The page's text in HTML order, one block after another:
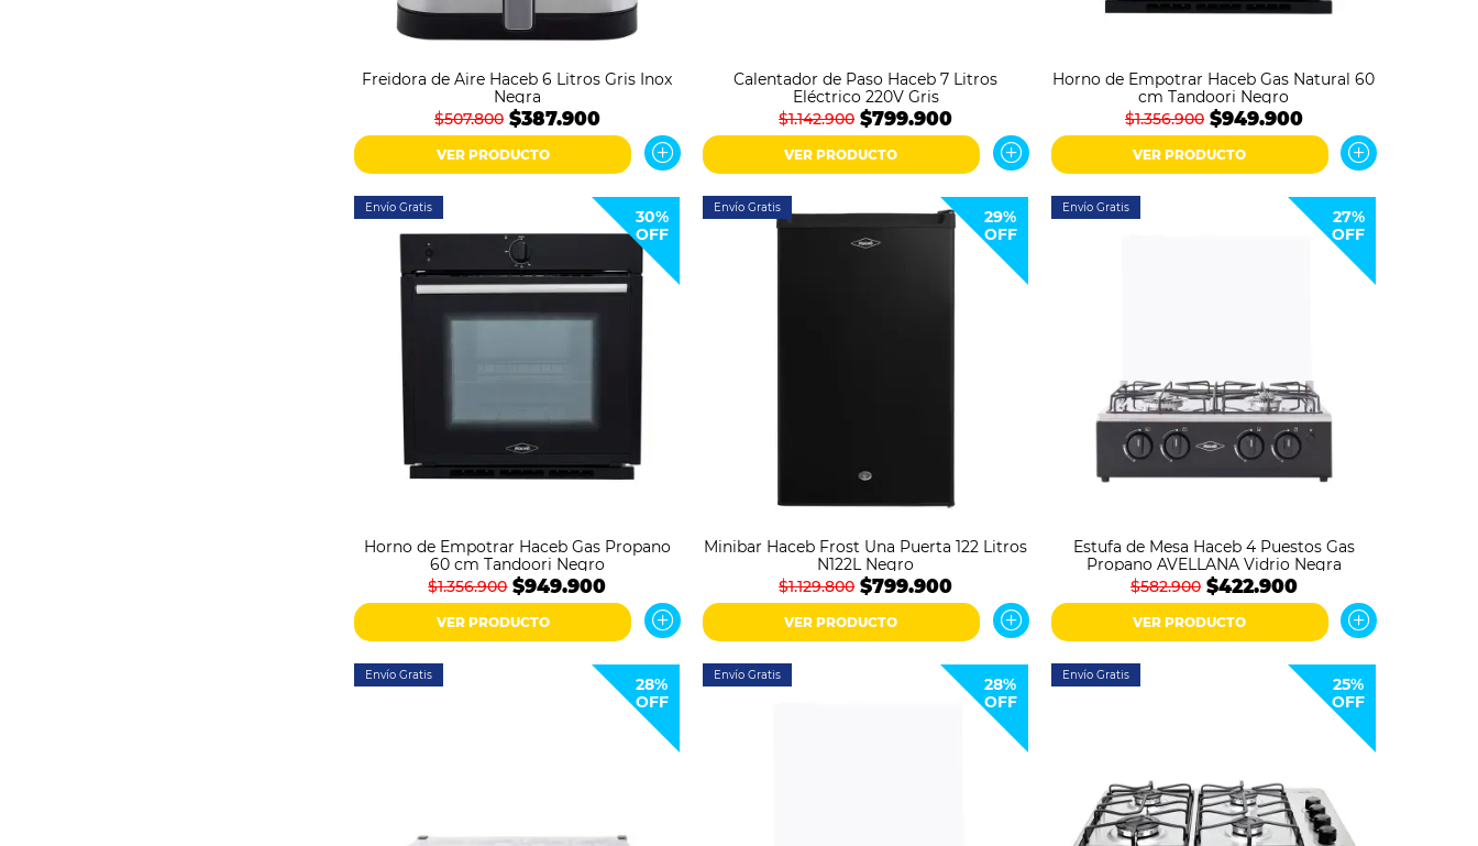
Freidora de Aire Haceb 6 Litros Gris Inox
Negra
$507.800 $387.900
VER PRODUCTO
Calentador de Paso Haceb 7 Litros
Eléctrico 220V Gris
$1.142.900 $799.900
VER PRODUCTO
Horno de Empotrar Haceb Gas Natural 60
cm Tandoori Negro
$1.356.900 $949.900
VER PRODUCTO
Envío Gratis
30%
OFF
Horno de Empotrar Haceb Gas Propano
60 cm Tandoori Negro
$1.356.900 $949.900
VER PRODUCTO
Envío Gratis
29%
OFF
Minibar Haceb Frost Una Puerta 122 Litros
N122L Negro
$1.129.800 $799.900
VER PRODUCTO
Envío Gratis
27%
OFF
Estufa de Mesa Haceb 4 Puestos Gas
Propano AVELLANA Vidrio Negra
$582.900 $422.900
VER PRODUCTO
Envío Gratis
28%
OFF
Envío Gratis
28%
OFF
Envío Gratis
25%
OFF